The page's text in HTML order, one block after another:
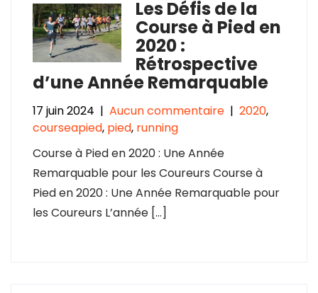
Les Défis de la
Course à Pied en
2020 :
Rétrospective
d’une Année Remarquable
17 juin 2024 | Aucun commentaire | 2020,
courseapied, pied, running
Course à Pied en 2020 : Une Année
Remarquable pour les Coureurs Course à
Pied en 2020 : Une Année Remarquable pour
les Coureurs L’année […]